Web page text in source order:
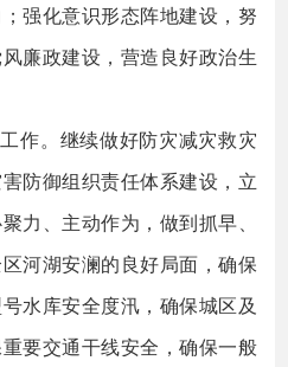
强化意识形态阵地建设，努
廉政建设，营造良好政治生
作。继续做好防灾减灾救灾
防御组织责任体系建设，立
力、主动作为，做到抓早、
河湖安澜的良好局面，确保
水库安全度汛，确保城区及
要交通干线安全，确保一般